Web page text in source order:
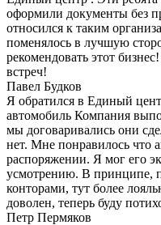
оформили документы без
относился к таким
поменялось в лучшую
рекомендовать этот
встреч!
Павел Будков
Я обратился в Единый
автомобиль Компания
мы договаривались они
нет. Мне понравилось что
распоряжении. Я мог его
усмотрению. В принципе,
конторами, тут более
доволен, теперь буду
Петр Пермяков